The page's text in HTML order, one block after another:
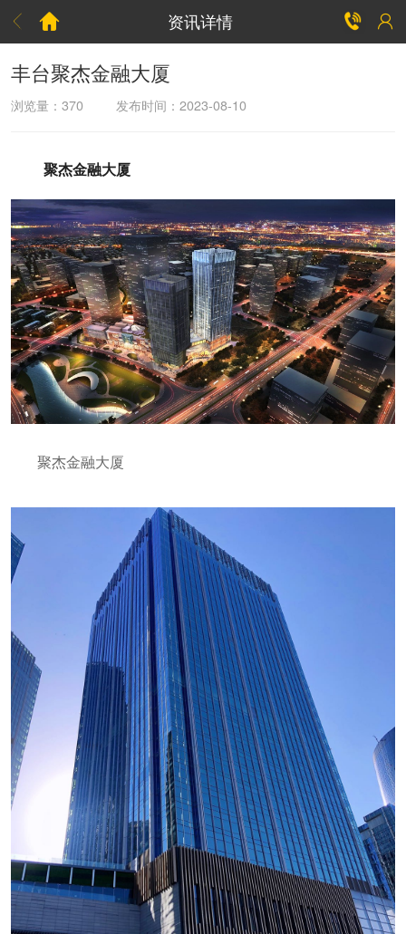
  资讯详情 
丰台聚杰金融大厦
浏览量： 370 发布时间：2023-08-10
聚杰金融大厦
聚杰金融大厦